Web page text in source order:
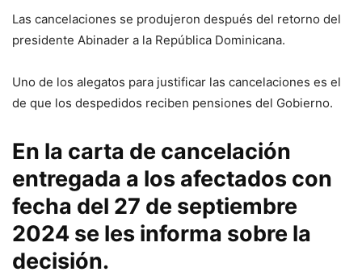
Las cancelaciones se produjeron después del retorno del
presidente Abinader a la República Dominicana.
Uno de los alegatos para justificar las cancelaciones es el
de que los despedidos reciben pensiones del Gobierno.
En la carta de cancelación
entregada a los afectados con
fecha del 27 de septiembre
2024 se les informa sobre la
decisión.